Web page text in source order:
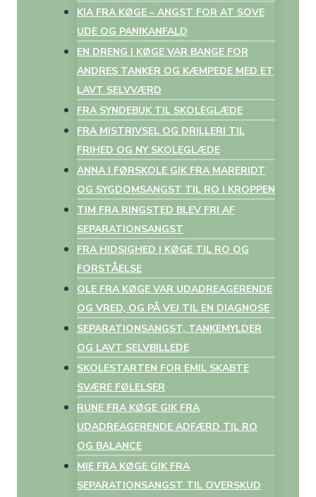
KIA FRA KØGE – ANGST FOR AT SOVE
UDE OG PANIKANFALD
EN DRENG I KØGE VAR BANGE FOR
ANDRES TANKER OG KÆMPEDE MED ET
LAVT SELVVÆRD
FRA SYNDEBUK TIL SKOLEGLÆDE
FRA MISTRIVSEL OG DRILLERI TIL
FRIHED OG NY SKOLEGLÆDE
ANNA I FØRSKOLE GIK FRA MARERIDT
OG SYGDOMSANGST TIL RO I KROPPEN
TIM FRA RINGSTED BLEV FRI AF
SEPARATIONSANGST
FRA HIDSIGHED I KØGE TIL RO OG
FORSTÅELSE
OLE FRA KØGE VAR UDADREAGERENDE
OG VRED, OG PÅ VEJ TIL EN DIAGNOSE
SEPARATIONSANGST, TANKEMYLDER
OG LAVT SELVBILLEDE
SKOLESTARTEN FOR EMIL SKABTE
SVÆRE FØLELSER
RUNE FRA KØGE GIK FRA
UDADREAGERENDE ADFÆRD TIL RO
OG BALANCE
MIE FRA KØGE GIK FRA
SEPARATIONSANGST TIL OVERSKUD